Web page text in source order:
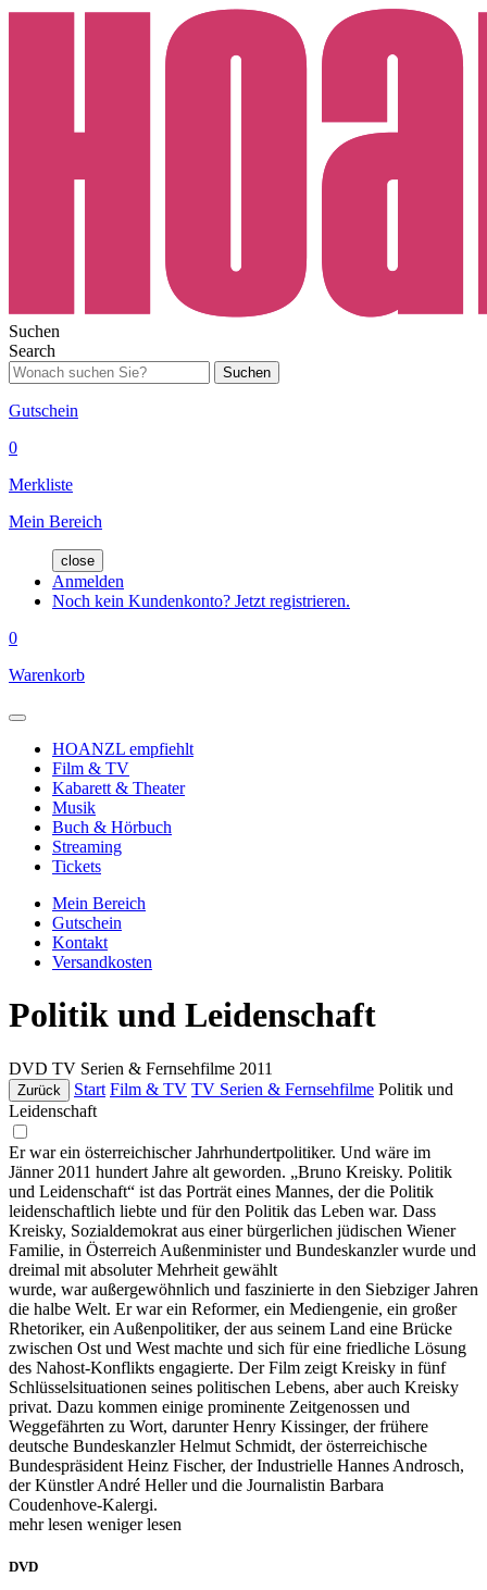
Suchen
Search
Suchen
Gutschein
0
Merkliste
Mein Bereich
close
Anmelden
Noch kein Kundenkonto? Jetzt registrieren.
0
Warenkorb
HOANZL empfiehlt
Film & TV
Kabarett & Theater
Musik
Buch & Hörbuch
Streaming
Tickets
Mein Bereich
Gutschein
Kontakt
Versandkosten
Politik und Leidenschaft
DVD TV Serien & Fernsehfilme 2011
Zurück Start Film & TV TV Serien & Fernsehfilme Politik und
Leidenschaft
Er war ein österreichischer Jahrhundertpolitiker. Und wäre im
Jänner 2011 hundert Jahre alt geworden. „Bruno Kreisky. Politik
und Leidenschaft“ ist das Porträt eines Mannes, der die Politik
leidenschaftlich liebte und für den Politik das Leben war. Dass
Kreisky, Sozialdemokrat aus einer bürgerlichen jüdischen Wiener
Familie, in Österreich Außenminister und Bundeskanzler wurde und
dreimal mit absoluter Mehrheit gewählt
wurde, war außergewöhnlich und faszinierte in den Siebziger Jahren
die halbe Welt. Er war ein Reformer, ein Mediengenie, ein großer
Rhetoriker, ein Außenpolitiker, der aus seinem Land eine Brücke
zwischen Ost und West machte und sich für eine friedliche Lösung
des Nahost-Konflikts engagierte. Der Film zeigt Kreisky in fünf
Schlüsselsituationen seines politischen Lebens, aber auch Kreisky
privat. Dazu kommen einige prominente Zeitgenossen und
Weggefährten zu Wort, darunter Henry Kissinger, der frühere
deutsche Bundeskanzler Helmut Schmidt, der österreichische
Bundespräsident Heinz Fischer, der Industrielle Hannes Androsch,
der Künstler André Heller und die Journalistin Barbara
Coudenhove-Kalergi.
mehr lesen weniger lesen
DVD